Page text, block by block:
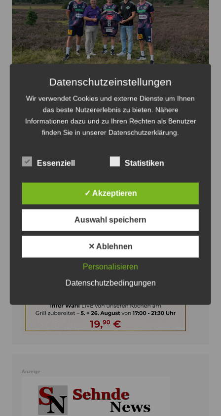
Das neue Recken-Auswärtstrikot erinnert an die Heide -
Recken präsentieren neues
Auswärtstrikot in der Lüneburger Heide
Anzeige
Anzeige
Datenschutzeinstellungen
Wir verwendet Cookies und externe Dienste um Ihnen
das beste Nutzererlebnis zu bieten. Nähere
Informationen dazu und zu Ihren Rechten als Benutzer
finden Sie in unserer Datenschutzerklärung.
Essenziell Statistiken
✓ Akzeptieren
Auswahl speichern
✕ Ablehnen
Personalisieren
Datenschutzbedingungen